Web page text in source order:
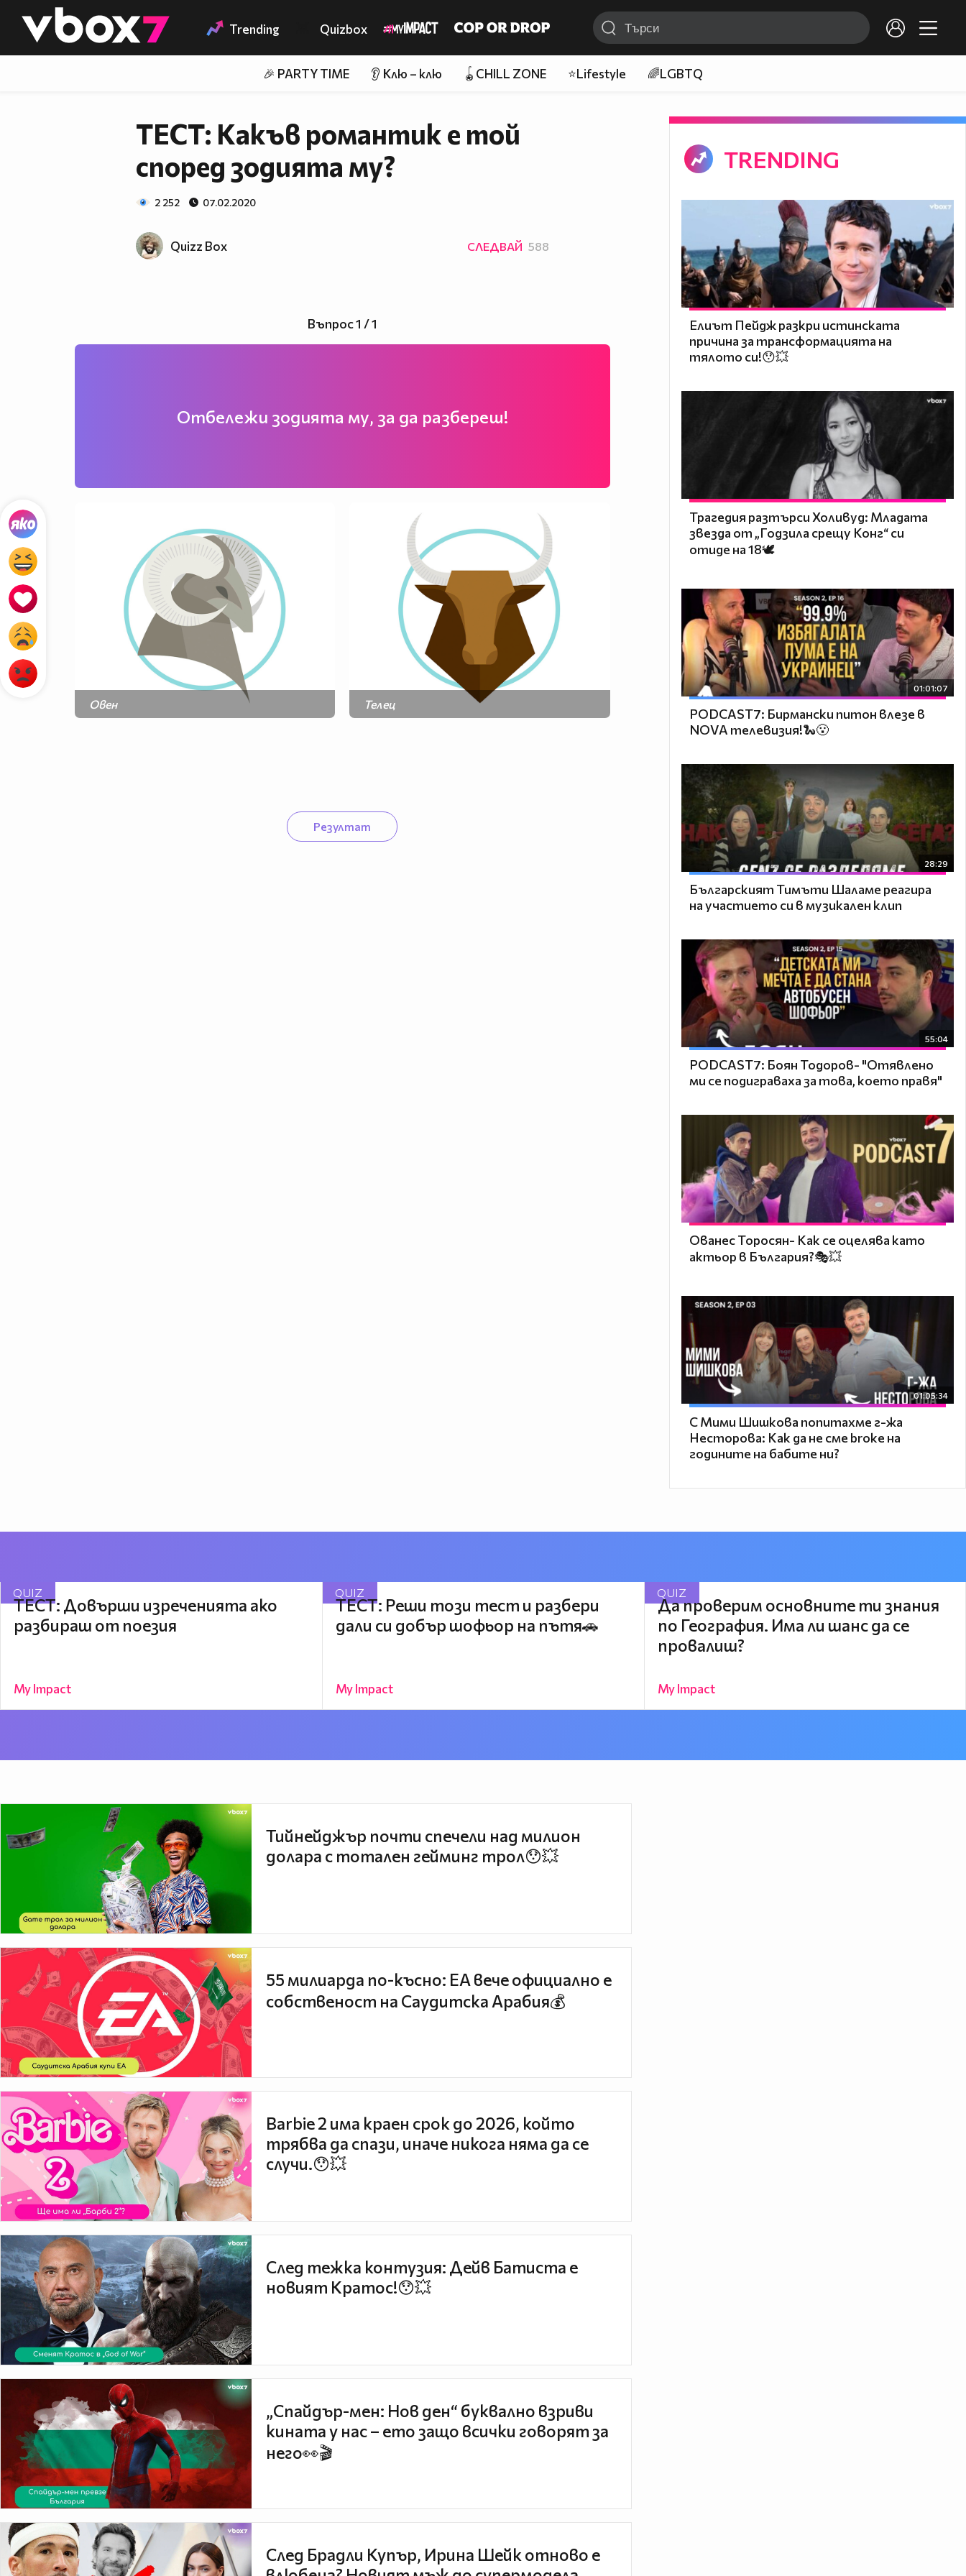
👾 Trending Quizbox
🎉 PARTY TIME 👂 Клю – клю 🪀CHILL ZONE ⭐Lifestyle 🌈LGBTQ
ТЕСТ: Какъв романтик е той
според зодията му?
2 252 07.02.2020
Quizz Box СЛЕДВАЙ 588
Въпрос 1 / 1
Отбележи зодията му, за да разбереш!
Овен
Телец
Близнаци
Рак
Резултат
QUIZ
ТЕСТ: Довърши изреченията ако
разбираш от поезия
My Impact
QUIZ
ТЕСТ: Реши този тест и разбери
дали си добър шофьор на пътя🚗
My Impact
QUIZ
Да проверим основните ти знания
по География. Има ли шанс да се
провалиш?
My Impact
TRENDING
Елиът Пейдж разкри истинската
причина за трансформацията на
тялото си!😯💥
Трагедия разтърси Холивуд: Младата
звезда от „Годзила срещу Конг“ си
отиде на 18🕊️
01:01:07
PODCAST7: Бирмански питон влезе в
NOVA телевизия!🐍😮
28:29
Българският Тимъти Шаламе реагира
на участието си в музикален клип
55:04
PODCAST7: ‪Боян Тодоров- "Отявлено
ми се подиграваха за това, което правя"
Ованес Торосян- Как се оцелява като
актьор в България?🎭💥
01:05:34
С Мими Шишкова попитахме г-жа
Несторова: Как да не сме broke на
годините на бабите ни?
Тийнейджър почти спечели над милион
долара с тотален гейминг трол😯💥
55 милиарда по-късно: EA вече официално е
собственост на Саудитска Арабия💰
Barbie 2 има краен срок до 2026, който
трябва да спази, иначе никога няма да се
случи.😯💥
След тежка контузия: Дейв Батиста е
новият Кратос!😯💥
„Спайдър-мен: Нов ден“ буквално взриви
кината у нас – ето защо всички говорят за
него👀🎬
След Брадли Купър, Ирина Шейк отново е